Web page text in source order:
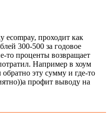
ecompay, проходит как
300-500 за годовое
то проценты возвращает
Например в хоум
эту сумму и где-то
профит выводу на